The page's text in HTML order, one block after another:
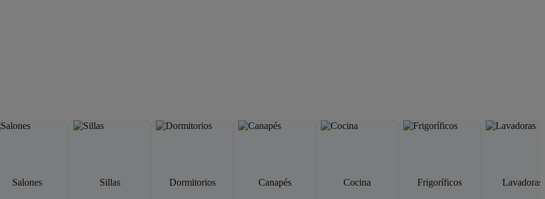
Salones Sillas Dormitorios Canapés Cocina Frigoríficos Lavadoras